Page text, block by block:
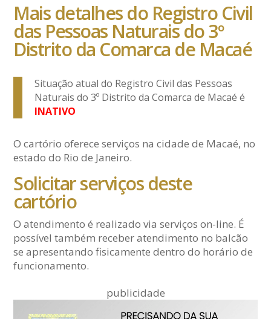
Mais detalhes do Registro Civil
das Pessoas Naturais do 3º
Distrito da Comarca de Macaé
Situação atual do Registro Civil das Pessoas
Naturais do 3º Distrito da Comarca de Macaé é
INATIVO
O cartório oferece serviços na cidade de Macaé, no
estado do Rio de Janeiro.
Solicitar serviços deste
cartório
O atendimento é realizado via serviços on-line. É
possível também receber atendimento no balcão
se apresentando fisicamente dentro do horário de
funcionamento.
publicidade